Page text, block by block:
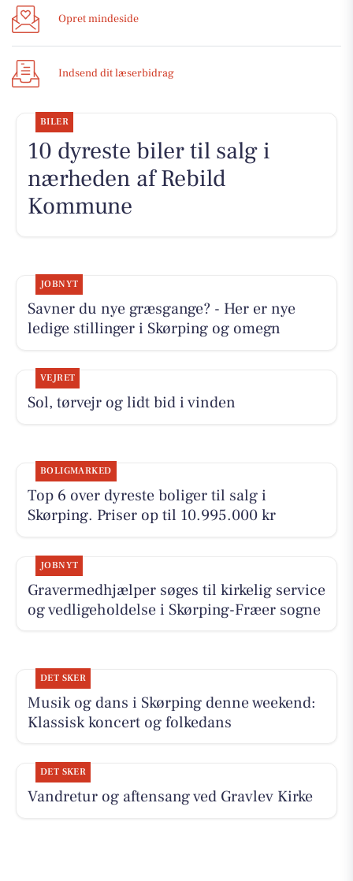
Opret mindeside
Indsend dit læserbidrag
BILER
10 dyreste biler til salg i
nærheden af Rebild
Kommune
JOBNYT
Savner du nye græsgange? - Her er nye
ledige stillinger i Skørping og omegn
VEJRET
Sol, tørvejr og lidt bid i vinden
BOLIGMARKED
Top 6 over dyreste boliger til salg i
Skørping. Priser op til 10.995.000 kr
JOBNYT
Gravermedhjælper søges til kirkelig service
og vedligeholdelse i Skørping-Fræer sogne
DET SKER
Musik og dans i Skørping denne weekend:
Klassisk koncert og folkedans
DET SKER
Vandretur og aftensang ved Gravlev Kirke